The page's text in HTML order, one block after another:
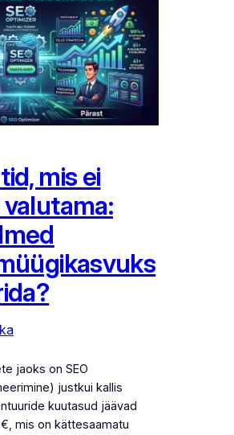
mis ei
jaoks on SEO
justkui kallis
kuutasud jäävad
mis on kättesaamatu